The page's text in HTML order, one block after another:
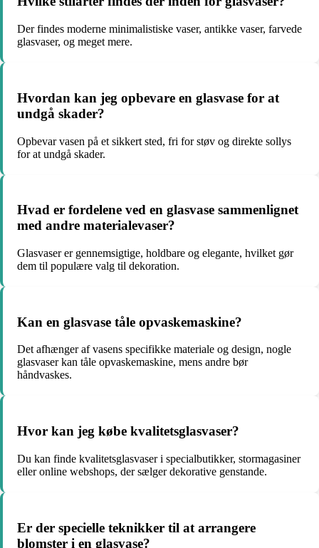
Der findes moderne minimalistiske vaser, antikke vaser, farvede
glasvaser, og meget mere.
Hvordan kan jeg opbevare en glasvase for at
undgå skader?
Opbevar vasen på et sikkert sted, fri for støv og direkte sollys
for at undgå skader.
Hvad er fordelene ved en glasvase sammenlignet
med andre materialevaser?
Glasvaser er gennemsigtige, holdbare og elegante, hvilket gør
dem til populære valg til dekoration.
Kan en glasvase tåle opvaskemaskine?
Det afhænger af vasens specifikke materiale og design, nogle
glasvaser kan tåle opvaskemaskine, mens andre bør
håndvaskes.
Hvor kan jeg købe kvalitetsglasvaser?
Du kan finde kvalitetsglasvaser i specialbutikker, stormagasiner
eller online webshops, der sælger dekorative genstande.
Er der specielle teknikker til at arrangere
blomster i en glasvase?